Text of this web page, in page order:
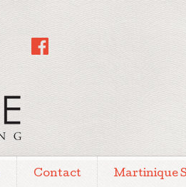
Contact Martinique